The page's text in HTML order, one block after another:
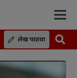
लेख पाठवा